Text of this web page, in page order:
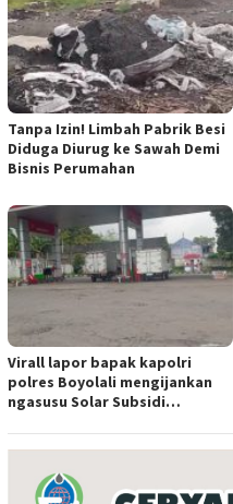
Tanpa Izin! Limbah Pabrik Besi
Diduga Diurug ke Sawah Demi
Bisnis Perumahan
Virall lapor bapak kapolri
polres Boyolali mengijankan
ngasusu Solar Subsidi
polres Boyolali tutup mata